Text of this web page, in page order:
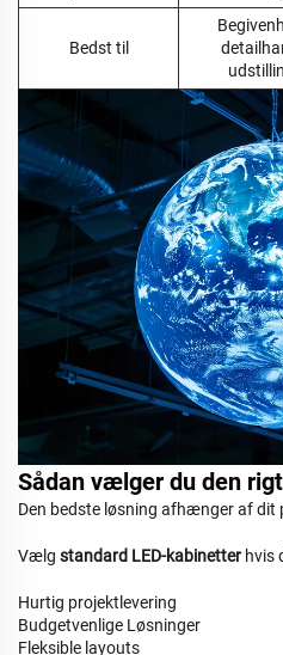
Bedst til
Sådan vælger du den
Den bedste løsning afhænger af dit
Vælg standard LED-kabinetter hvis
Hurtig projektlevering
Budgetvenlige Løsninger
Fleksible layouts